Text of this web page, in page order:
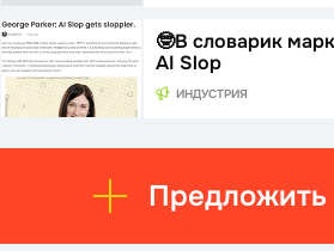
🤓В словарик
AI Slop
ИНДУСТРИЯ
Предложить